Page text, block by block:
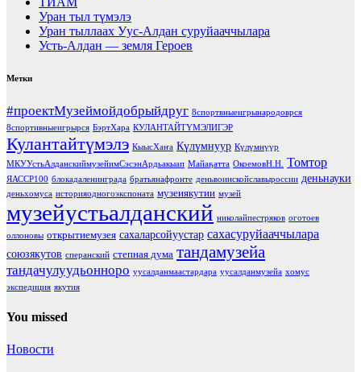
Уран тыл түмэлэ
Уран тыллаах Уус-Алдан суруйааччылара
Усть-Алдан — земля Героев
Метки
#проектМузеймойдобрыйдруг 8спортвныеигрынародоврся
8спортивныеигрырся БэртХара КУЛАНТАЙТҮМЭЛИГЭР
Кулантайтүмэлэ КыысХаҥа Күлүмнуур Күлүмнүүр
МКУУстьАлданскиймузейимСэсэнАрдьакыап Майаҕатта ОкоемовН.Н. Томтор
ЯАССР100 блокадаленинграда братьянафронте деньвоинскойславыроссии деньнауки
деньхомуса историяодногоэкспоната музеиякутии музей
музейустьалданский николайпестряков оготоев
оллоновы открытиемузея сахаларсойуустар сахасуруйааччылара
союзякутов сперанский степная дума тандамузейа
тандачулуудьонноро уусалданмаастардара уусалданмузейа хомус
экспедиция якутия
You missed
Новости